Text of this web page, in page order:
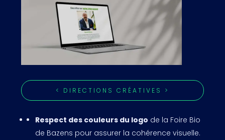
< DIRECTIONS CRÉATIVES >
Respect des couleurs du logo de la Foire Bio
de Bazens pour assurer la cohérence visuelle.